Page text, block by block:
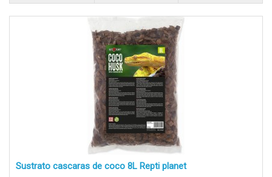
Sustrato cascaras de coco 8L Repti planet